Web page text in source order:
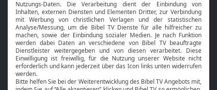
HbbTV
Bibelthek Online-Bibel
Nächster Gottesdienst
Bibel TV
Über uns
Service
Kontakt